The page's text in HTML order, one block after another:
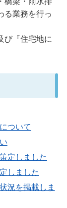
る業務を行っ
び『住宅地に
ついて
定しました
しました
況を掲載しま